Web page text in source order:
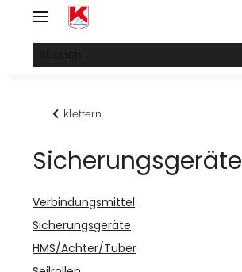
klettern
Sicherungsgeräte
Verbindungsmittel
Sicherungsgeräte
HMS/Achter/Tuber